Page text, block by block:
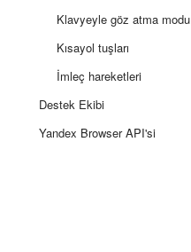
Klavyeyle göz atma modu
Kısayol tuşları
İmleç hareketleri
Destek Ekibi
Yandex Browser API'si